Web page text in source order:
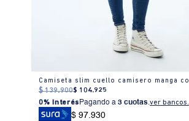
$ 139.900$ 104.925
0% Interés Pagando a3 cuotas.ver bancos.
$ 97.930